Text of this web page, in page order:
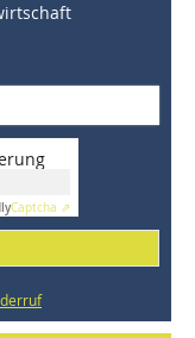
Captcha ⇗